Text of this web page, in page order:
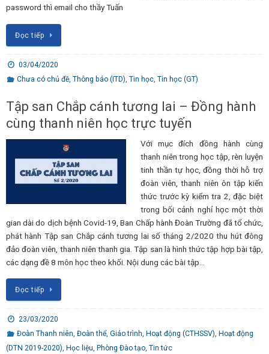
password thì email cho thầy Tuấn
Đọc tiếp
03/04/2020
Chưa có chủ đề, Thông báo (ITD) Tin học, Tin học (GT)
Tập san Chắp cánh tương lai – Đồng hành
cùng thanh niên học trực tuyến
Với mục đích đồng hành cùng
thanh niên trong học tập, rèn luyện
tinh thần tự học, đồng thời hỗ trợ
đoàn viên, thanh niên ôn tập kiến
thức trước kỳ kiểm tra 2, đặc biệt
trong bối cảnh nghỉ học một thời
gian dài do dịch bệnh Covid-19, Ban Chấp hành Đoàn Trường đã tổ chức,
phát hành Tập san Chắp cánh tương lai số tháng 2/2020 thu hút đông
đảo đoàn viên, thanh niên thanh gia. Tập san là hình thức tập hợp bài tập,
các dạng đề 8 môn học theo khối. Nội dung các bài tập…
Đọc tiếp
23/03/2020
Đoàn Thanh niên, Đoàn thể, Giáo trình, Hoạt động (CTHSSV), Hoạt động
(DTN 2019-2020), Học liệu, Phòng Đào tạo, Tin tức